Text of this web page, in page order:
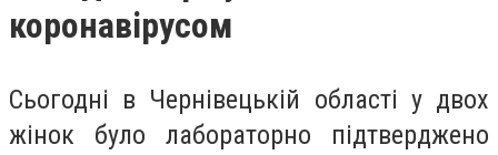
коронавірусом
Сьогодні в Чернівецькій області у двох
жінок було лабораторно підтверджено